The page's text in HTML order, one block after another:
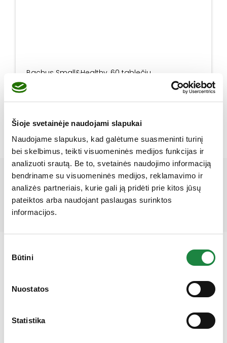
Šioje svetainėje naudojami slapukai
Naudojame slapukus, kad galėtume suasmeninti turinį
bei skelbimus, teikti visuomeninės medijos funkcijas ir
analizuoti srautą. Be to, svetainės naudojimo informaciją
bendriname su visuomeninės medijos, reklamavimo ir
analizės partneriais, kurie gali ją pridėti prie kitos jūsų
pateiktos arba naudojant paslaugas surinktos
informacijos.
pasirinkimas
Būtini
Nuostatos
Statistika
Bachus Small&Healthy, 60 tablečių
12,32
produkto kiekis: Bachus Small&Healthy, 60 tablečių
Mūsų partneriai
I-V: 8:00-16:30
Gauk 10% nuolaidą!